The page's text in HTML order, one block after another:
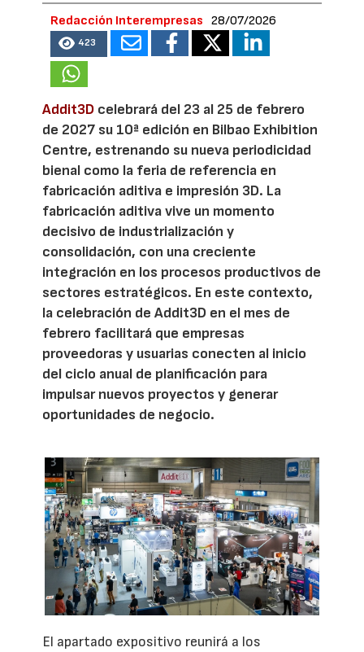
Redacción Interempresas 28/07/2026
423
Addit3D celebrará del 23 al 25 de febrero
de 2027 su 10ª edición en Bilbao Exhibition
Centre, estrenando su nueva periodicidad
bienal como la feria de referencia en
fabricación aditiva e impresión 3D. La
fabricación aditiva vive un momento
decisivo de industrialización y
consolidación, con una creciente
integración en los procesos productivos de
sectores estratégicos. En este contexto,
la celebración de Addit3D en el mes de
febrero facilitará que empresas
proveedoras y usuarias conecten al inicio
del ciclo anual de planificación para
impulsar nuevos proyectos y generar
oportunidades de negocio.
El apartado expositivo reunirá a los